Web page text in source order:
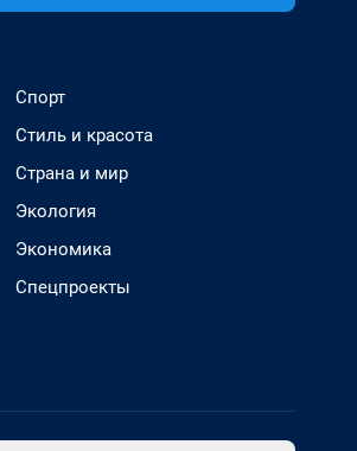
Спорт
Стиль и красота
Страна и мир
Экология
Экономика
Спецпроекты